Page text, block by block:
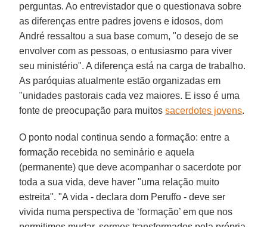
perguntas. Ao entrevistador que o questionava sobre
as diferenças entre padres jovens e idosos, dom
André ressaltou a sua base comum, "o desejo de se
envolver com as pessoas, o entusiasmo para viver
seu ministério". A diferença está na carga de trabalho.
As paróquias atualmente estão organizadas em
"unidades pastorais cada vez maiores. E isso é uma
fonte de preocupação para muitossacerdotes jovens.
O ponto nodal continua sendo a formação: entre a
formação recebida no seminário e aquela
(permanente) que deve acompanhar o sacerdote por
toda a sua vida, deve haver "uma relação muito
estreita". "A vida - declara dom Peruffo - deve ser
vivida numa perspectiva de ‘formação’ em que nos